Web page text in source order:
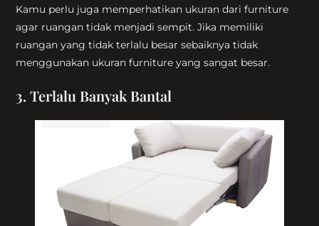
Kamu perlu juga memperhatikan ukuran dari furniture
agar ruangan tidak menjadi sempit. Jika memiliki
ruangan yang tidak terlalu besar sebaiknya tidak
menggunakan ukuran furniture yang sangat besar.
3. Terlalu Banyak Bantal